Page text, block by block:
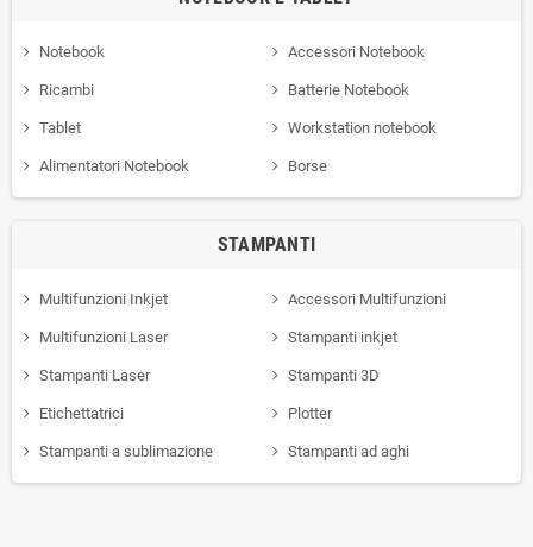
Notebook Accessori Notebook
Ricambi Batterie Notebook
Tablet Workstation notebook
Alimentatori Notebook Borse
STAMPANTI
Multifunzioni Inkjet Accessori Multifunzioni
Multifunzioni Laser Stampanti inkjet
Stampanti Laser Stampanti 3D
Etichettatrici Plotter
Stampanti a sublimazione Stampanti ad aghi